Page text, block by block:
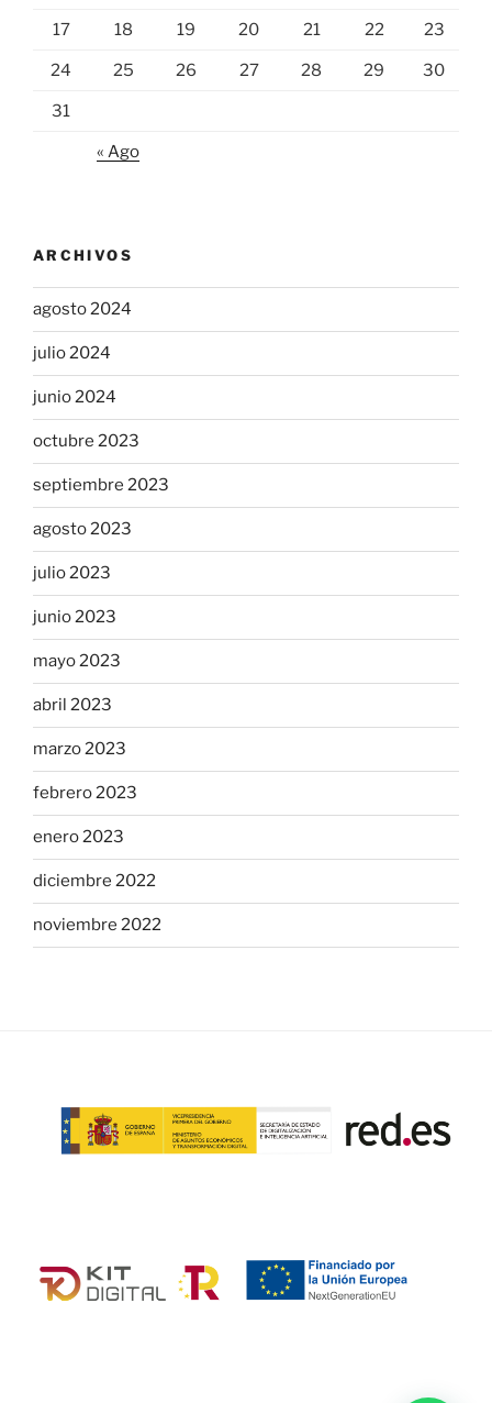
17 18 19 20 21 22 23
24 25 26 27 28 29 30
31
« Ago
ARCHIVOS
agosto 2024
julio 2024
junio 2024
octubre 2023
septiembre 2023
agosto 2023
julio 2023
junio 2023
mayo 2023
abril 2023
marzo 2023
febrero 2023
enero 2023
diciembre 2022
noviembre 2022